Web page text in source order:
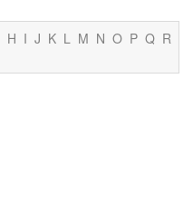
H I J K L M N O P Q R